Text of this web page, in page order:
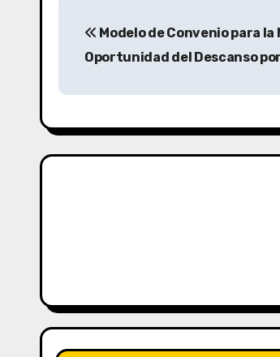
Modelo de Convenio para
Oportunidad del Descanso